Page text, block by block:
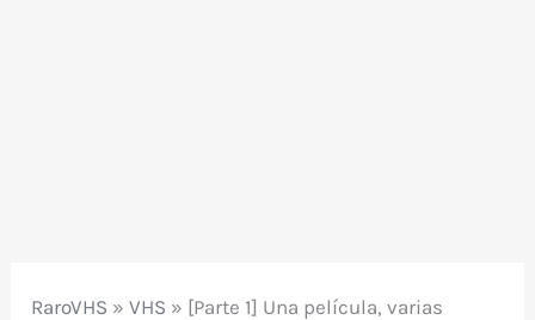
RaroVHS »VHS » [Parte 1] Una película, varias